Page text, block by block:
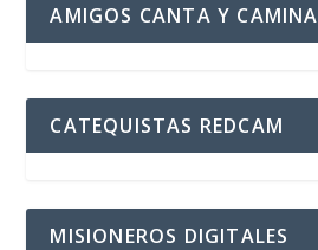
AMIGOS CANTA Y CAMINA
CATEQUISTAS REDCAM
MISIONEROS DIGITALES